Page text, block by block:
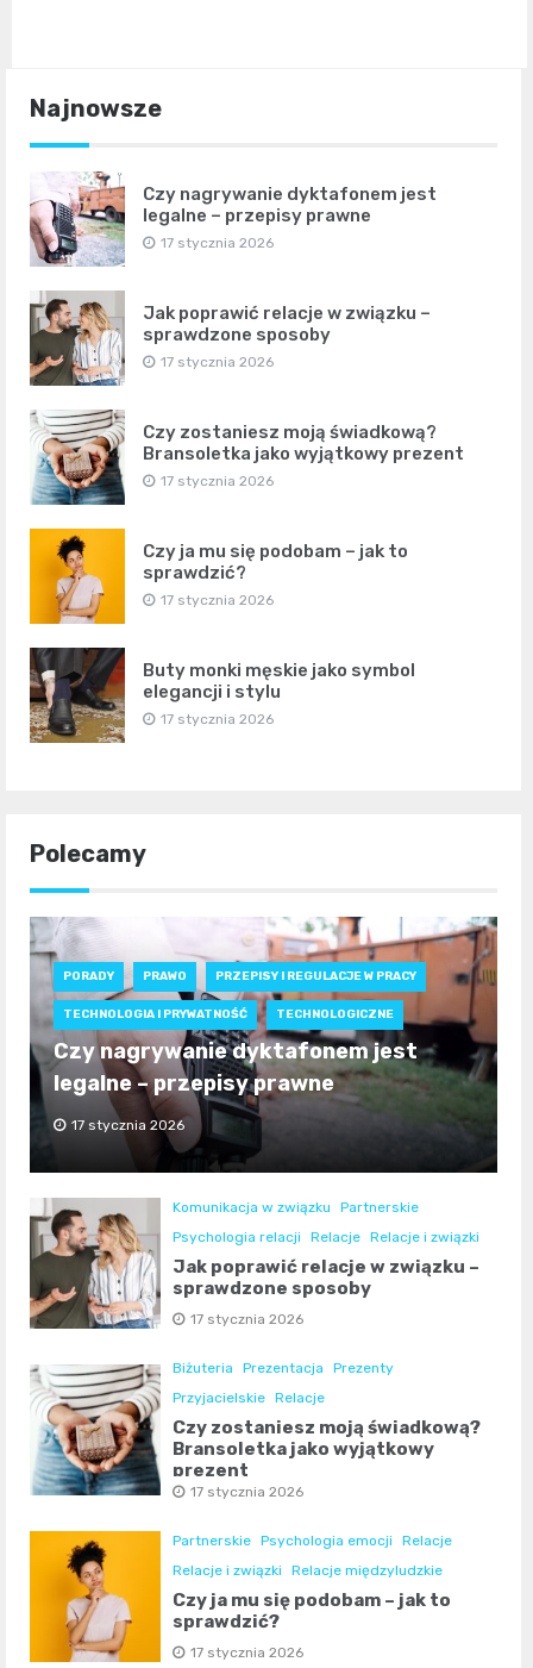
Najnowsze
Czy nagrywanie dyktafonem jest
legalne – przepisy prawne
17 stycznia 2026
Jak poprawić relacje w związku –
sprawdzone sposoby
17 stycznia 2026
Czy zostaniesz moją świadkową?
Bransoletka jako wyjątkowy prezent
17 stycznia 2026
Czy ja mu się podobam – jak to
sprawdzić?
17 stycznia 2026
Buty monki męskie jako symbol
elegancji i stylu
17 stycznia 2026
Polecamy
PORADY PRAWO PRZEPISY I REGULACJE W PRACY
TECHNOLOGIA I PRYWATNOŚĆ TECHNOLOGICZNE
Czy nagrywanie dyktafonem jest
legalne – przepisy prawne
17 stycznia 2026
Komunikacja w związku
Partnerskie
Psychologia relacji
Relacje Relacje i związki
Jak poprawić relacje w związku –
sprawdzone sposoby
17 stycznia 2026
Biżuteria Prezentacja
Prezenty
Przyjacielskie Relacje
Czy zostaniesz moją świadkową?
Bransoletka jako wyjątkowy
prezent
17 stycznia 2026
Partnerskie Psychologia emocji
Relacje
Relacje i związki
Relacje międzyludzkie
Czy ja mu się podobam – jak to
sprawdzić?
17 stycznia 2026